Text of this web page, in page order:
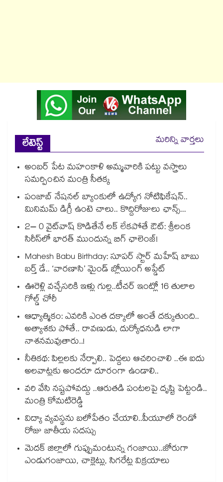
లేటెస్ట్
మరిన్ని వార్తలు
అంబర్ పేట మహంకాళి అమ్మవారికి పట్టు వస్త్రాలు
సమర్పించిన మంత్రి సీతక్క
పంజాబ్ నేషనల్ బ్యాంకులో ఉద్యోగ నోటిఫికేషన్..
మినిమమ్ డిగ్రీ ఉంటె చాలు.. కొద్దిరోజులు ఛాన్స్...
2– 0 వైట్‌వాష్ కొడితేనే లక్ లేకపోతే ఔట్: శ్రీలంక
సిరీస్‌లో భారత్ ముందున్న బిగ్ ఛాలెంజ్!
Mahesh Babu Birthday: సూపర్ స్టార్ మహేష్ బాబు
బర్త్ డే.. ‘వారణాసి’ మైండ్ బ్లోయింగ్ అప్డేట్
ఊరెళ్లి వచ్చేసరికి ఇళ్లు గుల్ల..టీచర్ ఇంట్లో 16 తులాల
గోల్డ్ చోరీ
ఆధ్యాత్మికం: ఎవరికి ఎంత దక్కాలో అంతే దక్కుతుంది..
అత్యాశకు పోతే.. రావణుడు, దుర్యోధనుడి లాగా
నాశనమవుతారు..!
నీతికథ: పిల్లలకు నేర్పాలి.. పెద్దలు ఆచరించాలి ..ఈ ఐదు
అలవాట్లకు అందరూ దూరంగా ఉండాలి..
వరి వేసి నష్టపోవద్దు ..ఆరుతడి పంటలపై దృష్టి పెట్టండి..
మంత్రి కోమటిరెడ్డి
విద్యా వ్యవస్థను బలోపేతం చేయాలి..పీయూలో రెండో
రోజు జాతీయ సదస్సు
మెదక్ జిల్లాలో గుప్పుమంటున్న గంజాయి..జోరుగా
ఎండుగంజాయి, చాక్లెట్లు, సిగరేట్ల విక్రయాలు